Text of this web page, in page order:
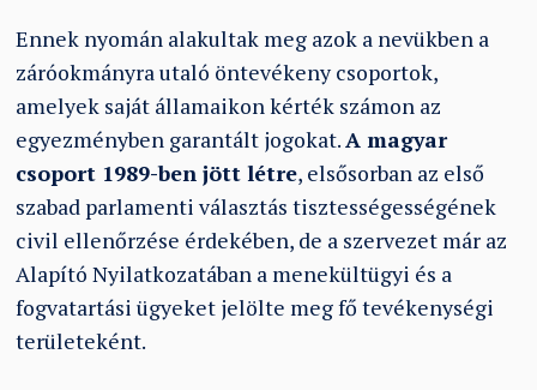
Ennek nyomán alakultak meg azok a nevükben a
záróokmányra utaló öntevékeny csoportok,
amelyek saját államaikon kérték számon az
egyezményben garantált jogokat.A magyar
csoport 1989-ben jött létre, elsősorban az első
szabad parlamenti választás tisztességességének
civil ellenőrzése érdekében, de a szervezet már az
Alapító Nyilatkozatában a menekültügyi és a
fogvatartási ügyeket jelölte meg fő tevékenységi
területeként.